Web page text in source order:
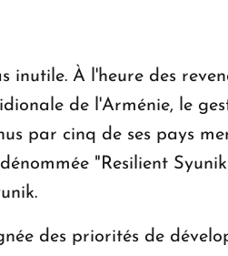
inutile. À l'heure des
de l'Arménie, le
par cinq de ses pays
"Resilient
des priorités de